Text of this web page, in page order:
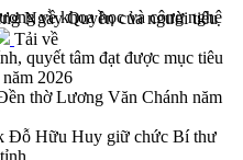
Ngày Quyền của người tiêu
quyết tâm đạt được mục tiêu
2026
thờ Lương Văn Chánh năm
Đỗ Hữu Huy giữ chức Bí thư
về khoa học và công nghệ
Tải về